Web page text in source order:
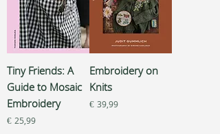
Tiny Friends: A
Guide to Mosaic
Embroidery
Prijs
€ 25,99
Embroidery on
Knits
Prijs
€ 39,99